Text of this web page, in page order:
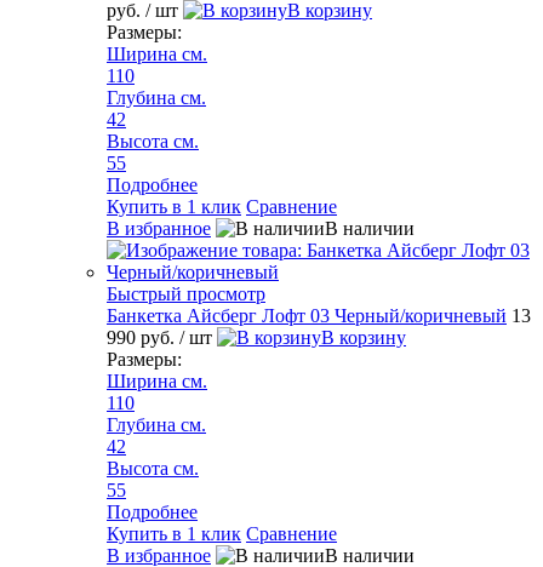
руб. / шт
В корзину
Размеры:
Ширина см.
110
Глубина см.
42
Высота см.
55
Подробнее
Купить в 1 клик Сравнение
В избранное
В наличии
Быстрый просмотр
Банкетка Айсберг Лофт 03 Черный/коричневый 13
990 руб. / шт
В корзину
Размеры:
Ширина см.
110
Глубина см.
42
Высота см.
55
Подробнее
Купить в 1 клик Сравнение
В избранное
В наличии